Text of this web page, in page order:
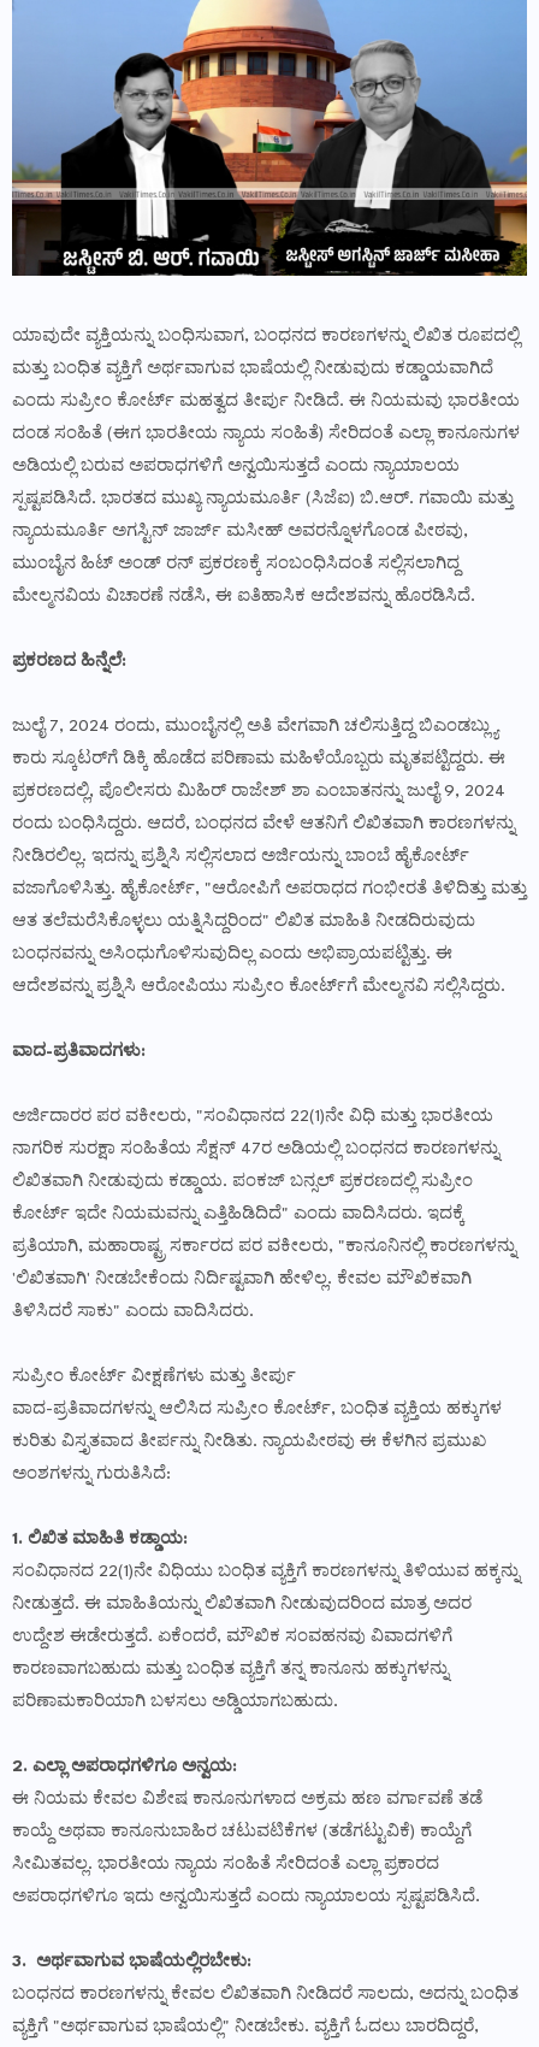
ಯಾವುದೇ ವ್ಯಕ್ತಿಯನ್ನು ಬಂಧಿಸುವಾಗ, ಬಂಧನದ ಕಾರಣಗಳನ್ನು ಲಿಖಿತ ರೂಪದಲ್ಲಿ
ಮತ್ತು ಬಂಧಿತ ವ್ಯಕ್ತಿಗೆ ಅರ್ಥವಾಗುವ ಭಾಷೆಯಲ್ಲಿ ನೀಡುವುದು ಕಡ್ಡಾಯವಾಗಿದೆ
ಎಂದು ಸುಪ್ರೀಂ ಕೋರ್ಟ್ ಮಹತ್ವದ ತೀರ್ಪು ನೀಡಿದೆ. ಈ ನಿಯಮವು ಭಾರತೀಯ
ದಂಡ ಸಂಹಿತೆ (ಈಗ ಭಾರತೀಯ ನ್ಯಾಯ ಸಂಹಿತೆ) ಸೇರಿದಂತೆ ಎಲ್ಲಾ ಕಾನೂನುಗಳ
ಅಡಿಯಲ್ಲಿ ಬರುವ ಅಪರಾಧಗಳಿಗೆ ಅನ್ವಯಿಸುತ್ತದೆ ಎಂದು ನ್ಯಾಯಾಲಯ
ಸ್ಪಷ್ಟಪಡಿಸಿದೆ. ಭಾರತದ ಮುಖ್ಯ ನ್ಯಾಯಮೂರ್ತಿ (ಸಿಜೆಐ) ಬಿ.ಆರ್. ಗವಾಯಿ ಮತ್ತು
ನ್ಯಾಯಮೂರ್ತಿ ಅಗಸ್ಟಿನ್ ಜಾರ್ಜ್ ಮಸೀಹ್ ಅವರನ್ನೊಳಗೊಂಡ ಪೀಠವು,
ಮುಂಬೈನ ಹಿಟ್ ಅಂಡ್ ರನ್ ಪ್ರಕರಣಕ್ಕೆ ಸಂಬಂಧಿಸಿದಂತೆ ಸಲ್ಲಿಸಲಾಗಿದ್ದ
ಮೇಲ್ಮನವಿಯ ವಿಚಾರಣೆ ನಡೆಸಿ, ಈ ಐತಿಹಾಸಿಕ ಆದೇಶವನ್ನು ಹೊರಡಿಸಿದೆ.
ಪ್ರಕರಣದ ಹಿನ್ನೆಲೆ:
ಜುಲೈ 7, 2024 ರಂದು, ಮುಂಬೈನಲ್ಲಿ ಅತಿ ವೇಗವಾಗಿ ಚಲಿಸುತ್ತಿದ್ದ ಬಿಎಂಡಬ್ಲ್ಯು
ಕಾರು ಸ್ಕೂಟರ್‌ಗೆ ಡಿಕ್ಕಿ ಹೊಡೆದ ಪರಿಣಾಮ ಮಹಿಳೆಯೊಬ್ಬರು ಮೃತಪಟ್ಟಿದ್ದರು. ಈ
ಪ್ರಕರಣದಲ್ಲಿ, ಪೊಲೀಸರು ಮಿಹಿರ್ ರಾಜೇಶ್ ಶಾ ಎಂಬಾತನನ್ನು ಜುಲೈ 9, 2024
ರಂದು ಬಂಧಿಸಿದ್ದರು. ಆದರೆ, ಬಂಧನದ ವೇಳೆ ಆತನಿಗೆ ಲಿಖಿತವಾಗಿ ಕಾರಣಗಳನ್ನು
ನೀಡಿರಲಿಲ್ಲ. ಇದನ್ನು ಪ್ರಶ್ನಿಸಿ ಸಲ್ಲಿಸಲಾದ ಅರ್ಜಿಯನ್ನು ಬಾಂಬೆ ಹೈಕೋರ್ಟ್
ವಜಾಗೊಳಿಸಿತ್ತು. ಹೈಕೋರ್ಟ್, "ಆರೋಪಿಗೆ ಅಪರಾಧದ ಗಂಭೀರತೆ ತಿಳಿದಿತ್ತು ಮತ್ತು
ಆತ ತಲೆಮರೆಸಿಕೊಳ್ಳಲು ಯತ್ನಿಸಿದ್ದರಿಂದ" ಲಿಖಿತ ಮಾಹಿತಿ ನೀಡದಿರುವುದು
ಬಂಧನವನ್ನು ಅಸಿಂಧುಗೊಳಿಸುವುದಿಲ್ಲ ಎಂದು ಅಭಿಪ್ರಾಯಪಟ್ಟಿತ್ತು. ಈ
ಆದೇಶವನ್ನು ಪ್ರಶ್ನಿಸಿ ಆರೋಪಿಯು ಸುಪ್ರೀಂ ಕೋರ್ಟ್‌ಗೆ ಮೇಲ್ಮನವಿ ಸಲ್ಲಿಸಿದ್ದರು.
ವಾದ-ಪ್ರತಿವಾದಗಳು:
ಅರ್ಜಿದಾರರ ಪರ ವಕೀಲರು, "ಸಂವಿಧಾನದ 22(1)ನೇ ವಿಧಿ ಮತ್ತು ಭಾರತೀಯ
ನಾಗರಿಕ ಸುರಕ್ಷಾ ಸಂಹಿತೆಯ ಸೆಕ್ಷನ್ 47ರ ಅಡಿಯಲ್ಲಿ ಬಂಧನದ ಕಾರಣಗಳನ್ನು
ಲಿಖಿತವಾಗಿ ನೀಡುವುದು ಕಡ್ಡಾಯ. ಪಂಕಜ್ ಬನ್ಸಲ್ ಪ್ರಕರಣದಲ್ಲಿ ಸುಪ್ರೀಂ
ಕೋರ್ಟ್ ಇದೇ ನಿಯಮವನ್ನು ಎತ್ತಿಹಿಡಿದಿದೆ" ಎಂದು ವಾದಿಸಿದರು. ಇದಕ್ಕೆ
ಪ್ರತಿಯಾಗಿ, ಮಹಾರಾಷ್ಟ್ರ ಸರ್ಕಾರದ ಪರ ವಕೀಲರು, "ಕಾನೂನಿನಲ್ಲಿ ಕಾರಣಗಳನ್ನು
'ಲಿಖಿತವಾಗಿ' ನೀಡಬೇಕೆಂದು ನಿರ್ದಿಷ್ಟವಾಗಿ ಹೇಳಿಲ್ಲ. ಕೇವಲ ಮೌಖಿಕವಾಗಿ
ತಿಳಿಸಿದರೆ ಸಾಕು" ಎಂದು ವಾದಿಸಿದರು.
ಸುಪ್ರೀಂ ಕೋರ್ಟ್ ವೀಕ್ಷಣೆಗಳು ಮತ್ತು ತೀರ್ಪು
ವಾದ-ಪ್ರತಿವಾದಗಳನ್ನು ಆಲಿಸಿದ ಸುಪ್ರೀಂ ಕೋರ್ಟ್, ಬಂಧಿತ ವ್ಯಕ್ತಿಯ ಹಕ್ಕುಗಳ
ಕುರಿತು ವಿಸ್ತೃತವಾದ ತೀರ್ಪನ್ನು ನೀಡಿತು. ನ್ಯಾಯಪೀಠವು ಈ ಕೆಳಗಿನ ಪ್ರಮುಖ
ಅಂಶಗಳನ್ನು ಗುರುತಿಸಿದೆ:
1. ಲಿಖಿತ ಮಾಹಿತಿ ಕಡ್ಡಾಯ:
ಸಂವಿಧಾನದ 22(1)ನೇ ವಿಧಿಯು ಬಂಧಿತ ವ್ಯಕ್ತಿಗೆ ಕಾರಣಗಳನ್ನು ತಿಳಿಯುವ ಹಕ್ಕನ್ನು
ನೀಡುತ್ತದೆ. ಈ ಮಾಹಿತಿಯನ್ನು ಲಿಖಿತವಾಗಿ ನೀಡುವುದರಿಂದ ಮಾತ್ರ ಅದರ
ಉದ್ದೇಶ ಈಡೇರುತ್ತದೆ. ಏಕೆಂದರೆ, ಮೌಖಿಕ ಸಂವಹನವು ವಿವಾದಗಳಿಗೆ
ಕಾರಣವಾಗಬಹುದು ಮತ್ತು ಬಂಧಿತ ವ್ಯಕ್ತಿಗೆ ತನ್ನ ಕಾನೂನು ಹಕ್ಕುಗಳನ್ನು
ಪರಿಣಾಮಕಾರಿಯಾಗಿ ಬಳಸಲು ಅಡ್ಡಿಯಾಗಬಹುದು.
2. ಎಲ್ಲಾ ಅಪರಾಧಗಳಿಗೂ ಅನ್ವಯ:
ಈ ನಿಯಮ ಕೇವಲ ವಿಶೇಷ ಕಾನೂನುಗಳಾದ ಅಕ್ರಮ ಹಣ ವರ್ಗಾವಣೆ ತಡೆ
ಕಾಯ್ದೆ ಅಥವಾ ಕಾನೂನುಬಾಹಿರ ಚಟುವಟಿಕೆಗಳ (ತಡೆಗಟ್ಟುವಿಕೆ) ಕಾಯ್ದೆಗೆ
ಸೀಮಿತವಲ್ಲ. ಭಾರತೀಯ ನ್ಯಾಯ ಸಂಹಿತೆ ಸೇರಿದಂತೆ ಎಲ್ಲಾ ಪ್ರಕಾರದ
ಅಪರಾಧಗಳಿಗೂ ಇದು ಅನ್ವಯಿಸುತ್ತದೆ ಎಂದು ನ್ಯಾಯಾಲಯ ಸ್ಪಷ್ಟಪಡಿಸಿದೆ.
3. ಅರ್ಥವಾಗುವ ಭಾಷೆಯಲ್ಲಿರಬೇಕು:
ಬಂಧನದ ಕಾರಣಗಳನ್ನು ಕೇವಲ ಲಿಖಿತವಾಗಿ ನೀಡಿದರೆ ಸಾಲದು, ಅದನ್ನು ಬಂಧಿತ
ವ್ಯಕ್ತಿಗೆ "ಅರ್ಥವಾಗುವ ಭಾಷೆಯಲ್ಲಿ" ನೀಡಬೇಕು. ವ್ಯಕ್ತಿಗೆ ಓದಲು ಬಾರದಿದ್ದರೆ,